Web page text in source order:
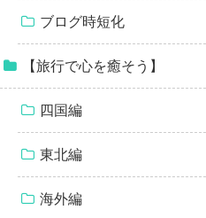
ブログ時短化
【旅行で心を癒そう】
四国編
東北編
海外編